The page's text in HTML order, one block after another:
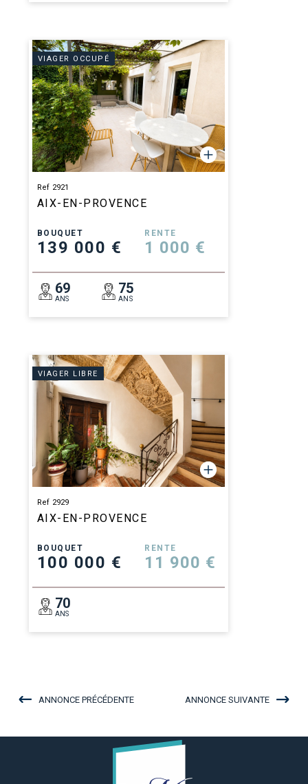
VIAGER OCCUPÉ
Ref 2921
AIX-EN-PROVENCE
BOUQUET
139 000 €
RENTE
1 000 €
69
ANS
75
ANS
VIAGER LIBRE
Ref 2929
AIX-EN-PROVENCE
BOUQUET
100 000 €
RENTE
11 900 €
70
ANS
ANNONCE PRÉCÉDENTE ANNONCE SUIVANTE